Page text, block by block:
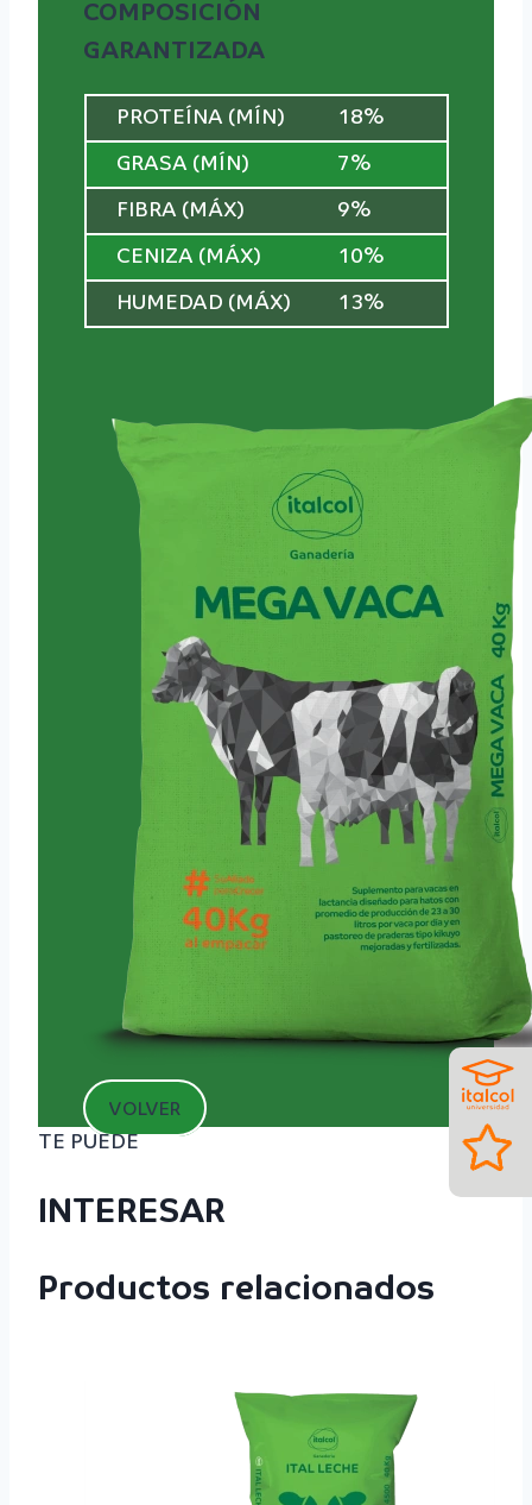
COMPOSICIÓN
GARANTIZADA
PROTEÍNA (MÍN) 18%
GRASA (MÍN) 7%
FIBRA (MÁX) 9%
CENIZA (MÁX) 10%
HUMEDAD (MÁX) 13%
VOLVER
TE PUEDE
INTERESAR
Productos relacionados